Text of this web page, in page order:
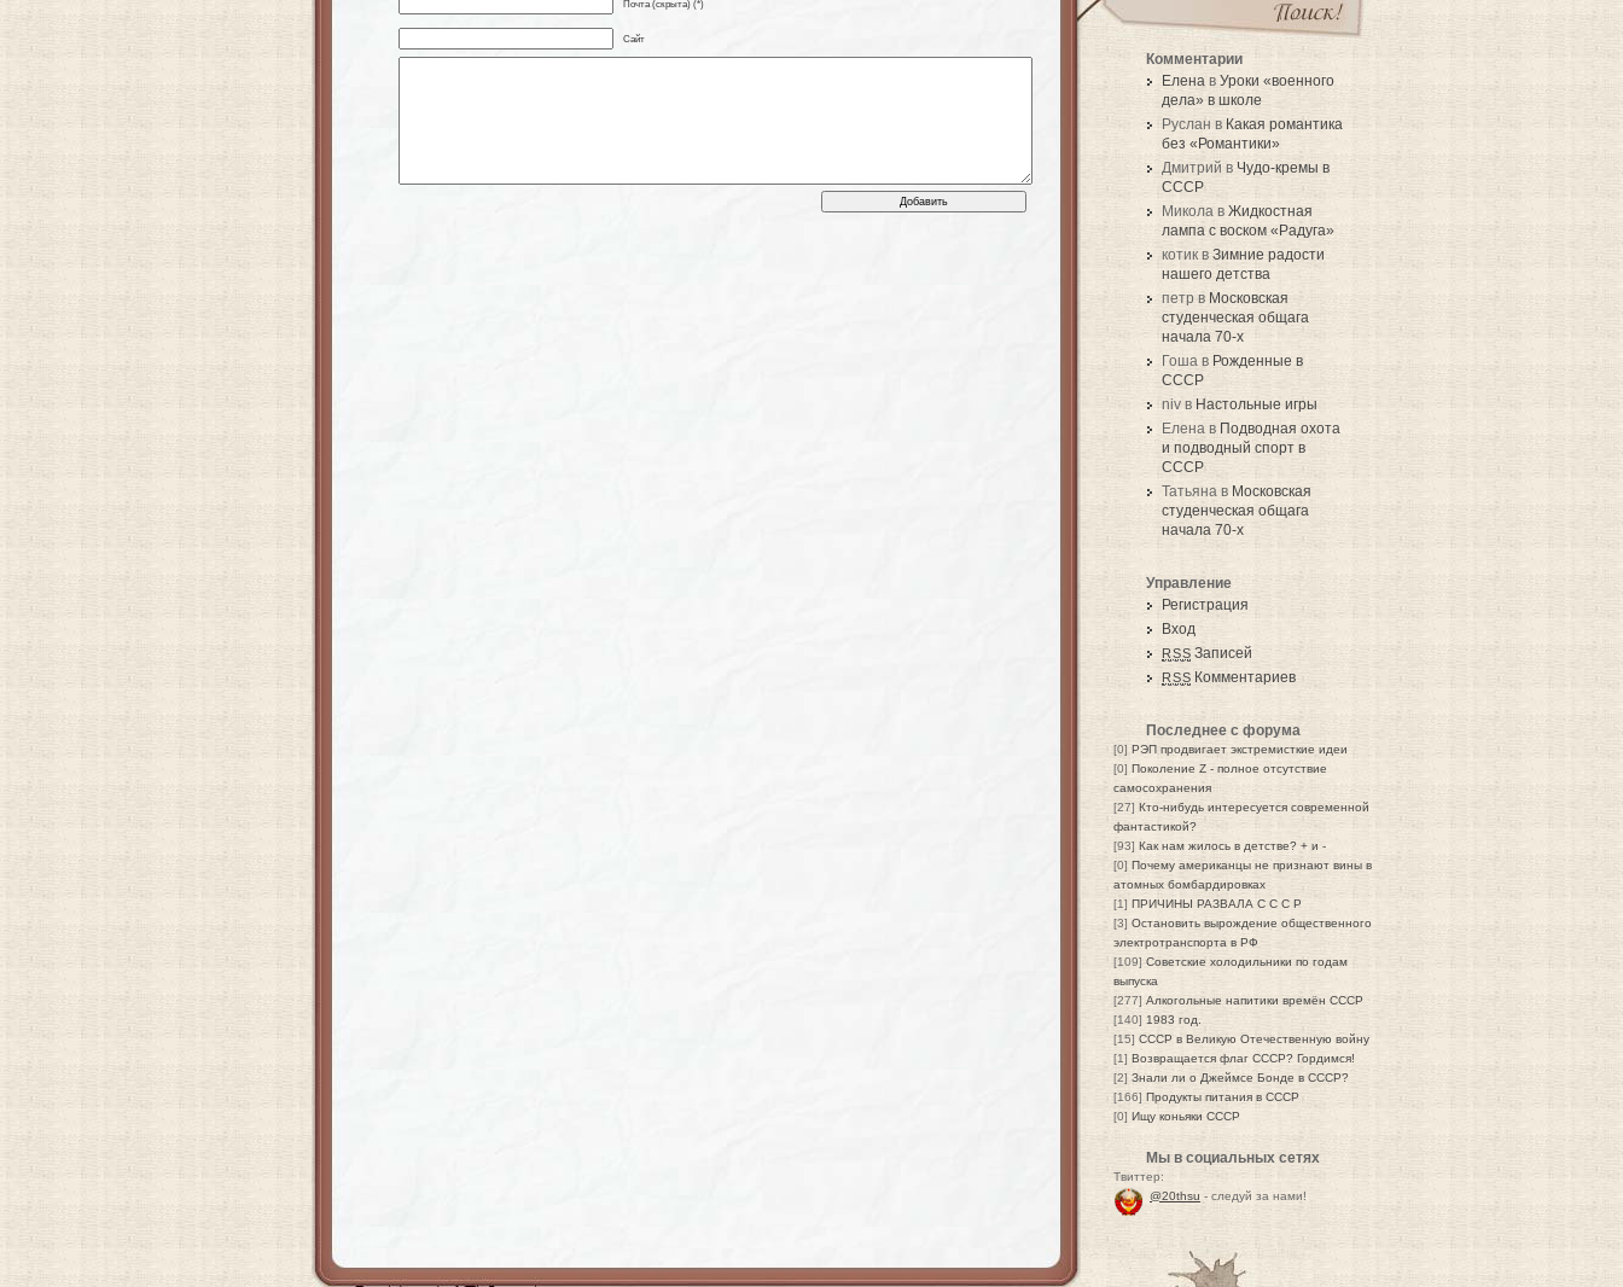
Почта (скрыта) (*)
Сайт
Комментарии
Елена в Уроки «военного
дела» в школе
Руслан в Какая романтика
без «Романтики»
Дмитрий в Чудо-кремы в
СССР
Микола в Жидкостная
лампа с воском «Радуга»
котик в Зимние радости
нашего детства
петр в Московская
студенческая общага
начала 70-х
Гоша в Рожденные в
СССР
niv в Настольные игры
Елена в Подводная охота
и подводный спорт в
СССР
Татьяна в Московская
студенческая общага
начала 70-х
Управление
Регистрация
Вход
RSS Записей
RSS Комментариев
Последнее с форума
[0] РЭП продвигает экстремисткие идеи
[0] Поколение Z - полное отсутствие
самосохранения
[27] Кто-нибудь интересуется современной
фантастикой?
[93] Как нам жилось в детстве? + и -
[0] Почему американцы не признают вины в
атомных бомбардировках
[1] ПРИЧИНЫ РАЗВАЛА С С С Р
[3] Остановить вырождение общественного
электротранспорта в РФ
[109] Советские холодильники по годам
выпуска
[277] Алкогольные напитики времён СССР
[140] 1983 год.
[15] СССР в Великую Отечественную войну
[1] Возвращается флаг СССР? Гордимся!
[2] Знали ли о Джеймсе Бонде в СССР?
[166] Продукты питания в СССР
[0] Ищу коньяки СССР
Мы в социальных сетях
Твиттер:
@20thsu - следуй за нами!